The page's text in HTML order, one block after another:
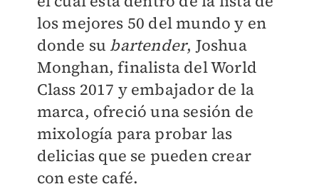
los mejores 50 del mundo y en
donde su bartender, Joshua
Monghan, finalista del World
Class 2017 y embajador de la
marca, ofreció una sesión de
mixología para probar las
delicias que se pueden crear
con este café.